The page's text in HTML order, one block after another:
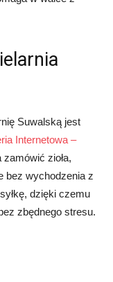
Suwalską jest
Internetowa –
zioła,
bez wychodzenia z
dzięki czemu
zbędnego stresu.